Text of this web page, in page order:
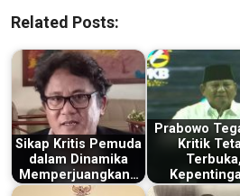
Related Posts:
Sikap Kritis Pemuda
dalam Dinamika
Memperjuangkan…
Prabowo
Kritik
Terbuka,